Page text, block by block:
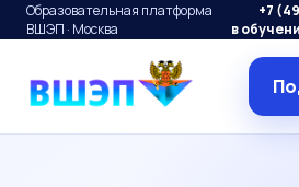
Образовательная платформа
ВШЭП · Москва
+7
в